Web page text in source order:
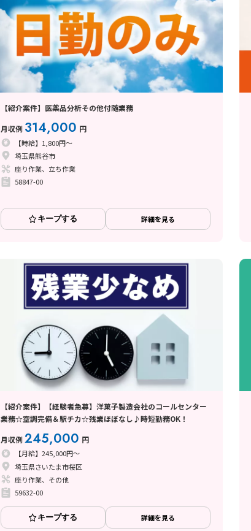
【紹介案件】医薬品分析その他付随業務
月収例 314,000 円
【時給】1,800円～
埼玉県熊谷市
座り作業、立ち作業
58847-00
キープする 詳細を見る
【紹介案件】【経験者急募】洋菓子製造会社のコールセンター
業務☆空調完備＆駅チカ☆残業ほぼなし♪時短勤務OK！
月収例245,000 円
【月給】245,000円～
埼玉県さいたま市桜区
座り作業、その他
59632-00
キープする 詳細を見る